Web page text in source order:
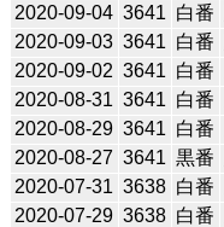
2020-09-04 3641 白番
2020-09-03 3641 白番
2020-09-02 3641 白番
2020-08-31 3641 白番
2020-08-29 3641 白番
2020-08-27 3641 黒番
2020-07-31 3638 白番
2020-07-29 3638 白番